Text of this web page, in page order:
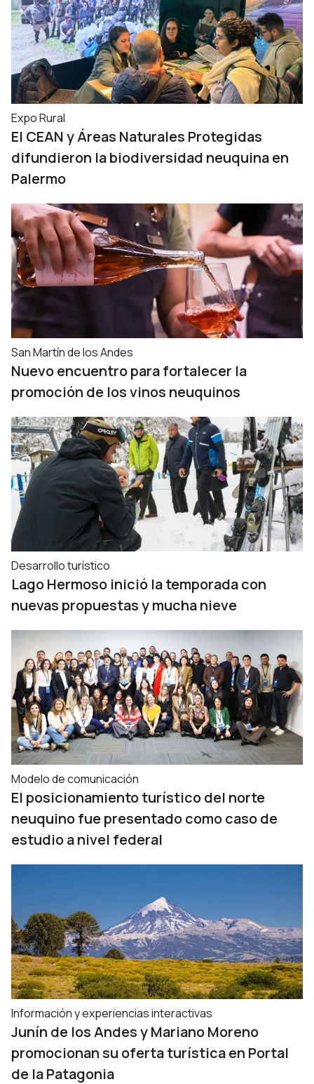
Expo Rural
El CEAN y Áreas Naturales Protegidas
difundieron la biodiversidad neuquina en
Palermo
San Martín de los Andes
Nuevo encuentro para fortalecer la
promoción de los vinos neuquinos
Desarrollo turístico
Lago Hermoso inició la temporada con
nuevas propuestas y mucha nieve
Modelo de comunicación
El posicionamiento turístico del norte
neuquino fue presentado como caso de
estudio a nivel federal
Información y experiencias interactivas
Junín de los Andes y Mariano Moreno
promocionan su oferta turística en Portal
de la Patagonia